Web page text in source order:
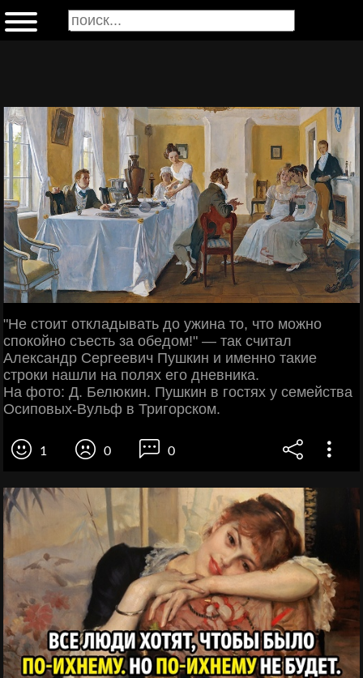
"Не стоит откладывать до ужина то, что можно
спокойно съесть за обедом!" — так считал
Александр Сергеевич Пушкин и именно такие
строки нашли на полях его дневника.
На фото: Д. Белюкин. Пушкин в гостях у семейства
Осиповых-Вульф в Тригорском.
1 0 0